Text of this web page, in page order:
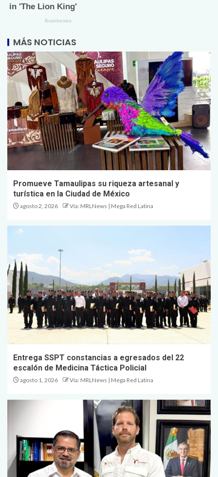
MÁS NOTICIAS
Promueve Tamaulipas su riqueza artesanal y
turística en la Ciudad de México
agosto 2, 2026 Vía: MRLNews | Mega Red Latina
Entrega SSPT constancias a egresados del 22
escalón de Medicina Táctica Policial
agosto 1, 2026 Vía: MRLNews | Mega Red Latina